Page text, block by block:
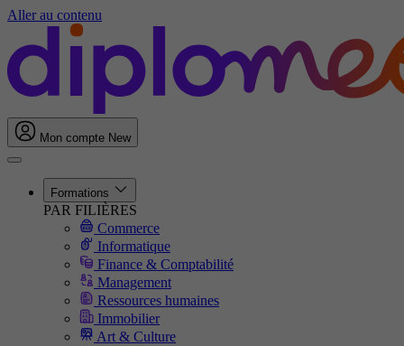
Aller au contenu
Mon compte New
Formations
PAR FILIÈRES
Commerce
Informatique
Finance & Comptabilité
Management
Ressources humaines
Immobilier
Art & Culture